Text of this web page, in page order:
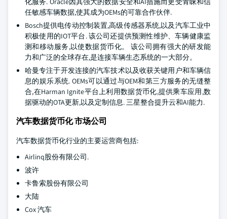
任敏感车辆数据,使其成为OEMs的可靠合作伙伴.
Bosch提供电传动控制装置,高级传感器系统,以及汽车工业中
积极使用的IOT平台. 该公司还提供预测性维护、车辆健康监
测和移动服务,以使数据货币化。 该公司拥有强大的研发能
力和广泛的全球存在,是连接车辆生态系统的一大部分。
哈曼专注于开发连接的汽车技术以及收获关键用户和车辆信
息的娱乐系统. OEMs可以通过与OEM和第三方服务的无缝整
合,在Harman Ignite平台上利用数据货币化,提供乘车应用,数
据驱动的OTA更新,以及定制信息. 三星整合提升云和AI能力.
汽车数据货币化 市场公司
汽车数据货币化行业的主要运营商包括:
Airlinq股份有限公司.
波许
卡鲁索股份有限公司
大陆
Cox 汽车